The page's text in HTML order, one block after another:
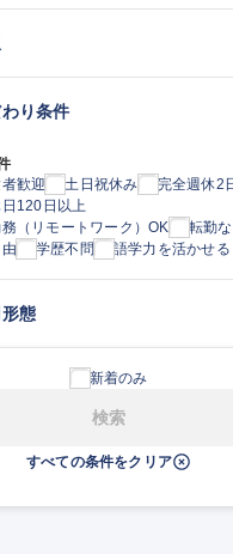
り条件
歓迎
土日祝休み
完全週休2
120日以上
（リモートワーク）OK
転勤な
学歴不問 語学力を活かせる
態
新着のみ
検索
すべての条件をクリア